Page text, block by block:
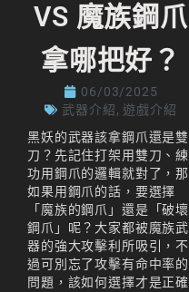
VS 魔族鋼爪
拿哪把好？
06/03/2025
武器介紹, 遊戲介紹
黑妖的武器該拿鋼爪還是雙
刀？先記住打架用雙刀、練
功用鋼爪的邏輯就對了，那
如果用鋼爪的話，要選擇
「魔族的鋼爪」還是「破壞
鋼爪」呢？大家都被魔族武
器的強大攻擊利所吸引，不
過可別忘了攻擊有命中率的
問題，該如何選擇才是正確